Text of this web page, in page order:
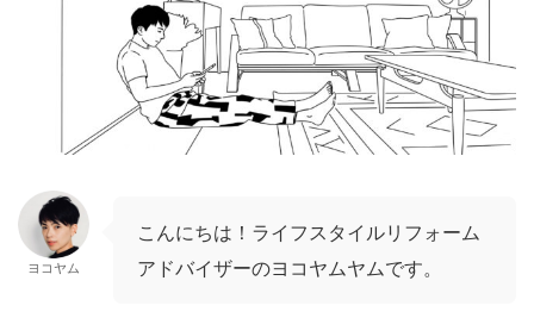
ヨコヤム
こんにちは！ライフスタイルリフォーム
アドバイザーのヨコヤムヤムです。